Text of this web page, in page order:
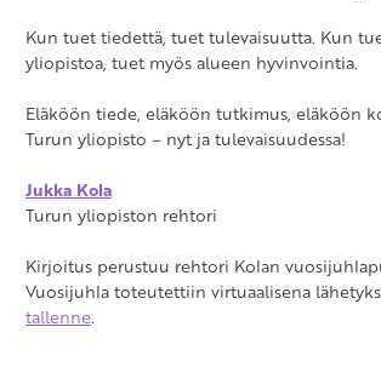
Kun tuet tiedettä, tuet tulevaisuutta. Kun
yliopistoa, tuet myös alueen hyvinvointia.
Eläköön tiede, eläköön tutkimus, eläköön
Turun yliopisto – nyt ja tulevaisuudessa!
Jukka Kola
Turun yliopiston rehtori
Kirjoitus perustuu rehtori Kolan
Vuosijuhla toteutettiin virtuaalisena
tallenne.